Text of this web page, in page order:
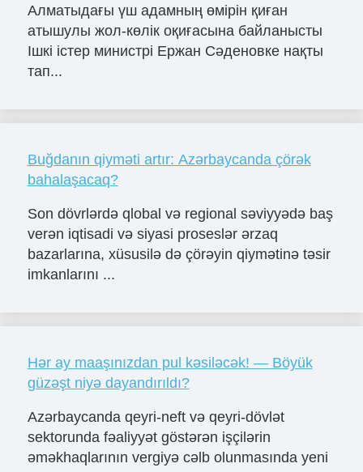
Алматыдағы үш адамның өмірін қиған
атышулы жол-көлік оқиғасына байланысты
Ішкі істер министрі Ержан Сәденовке нақты
тап...
Buğdanın qiyməti artır: Azərbaycanda çörək
bahalaşacaq?
Son dövrlərdə qlobal və regional səviyyədə baş
verən iqtisadi və siyasi proseslər ərzaq
bazarlarına, xüsusilə də çörəyin qiymətinə təsir
imkanlarını ...
Hər ay maaşınızdan pul kəsiləcək! — Böyük
güzəşt niyə dayandırıldı?
Azərbaycanda qeyri-neft və qeyri-dövlət
sektorunda fəaliyyət göstərən işçilərin
əməkhaqlarının vergiyə cəlb olunmasında yeni